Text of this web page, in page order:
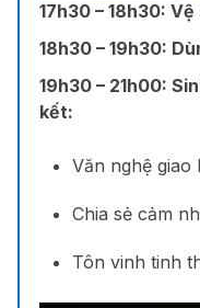
17h30 – 18h30: Vệ
18h30 – 19h30:
19h30 – 21h00:
kết:
Văn nghệ
Chia sẻ cảm
Tôn vinh tinh